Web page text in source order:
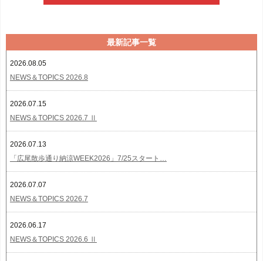
最新記事一覧
2026.08.05
NEWS＆TOPICS 2026.8
2026.07.15
NEWS＆TOPICS 2026.7 Ⅱ
2026.07.13
「広尾散歩通り納涼WEEK2026」7/25スタート…
2026.07.07
NEWS＆TOPICS 2026.7
2026.06.17
NEWS＆TOPICS 2026.6 Ⅱ